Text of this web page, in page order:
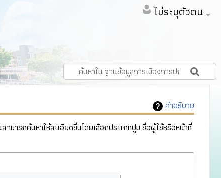
ไม่ระบุตัวตน
คำอธิบาย
ารถค้นหาให้ละเอียดขึ้นโดยเลือกประเภทปูม ชื่อผู้ใช้หรือหน้าที่